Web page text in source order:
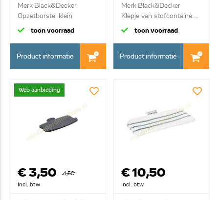
Merk Black&Decker
Opzetborstel klein
toon voorraad
Product informatie
Merk Black&Decker
Klepje van stofcontaine...
toon voorraad
Product informatie
Web aanbieding
€ 3,50
4,50
Incl. btw
€ 10,50
Incl. btw